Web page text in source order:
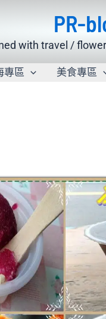
PR-
with travel /
專區 美食專區